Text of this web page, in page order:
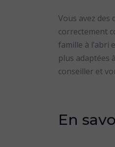
Vous avez des
correctement
famille à l’abri
plus adaptées
conseiller et
En